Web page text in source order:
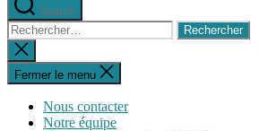
Search
Rechercher :
Fermer
la
recherche
Fermer le menu
Nous contacter
Notre équipe